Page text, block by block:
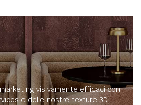
visivamente efficaci con
e delle nostre texture 3D